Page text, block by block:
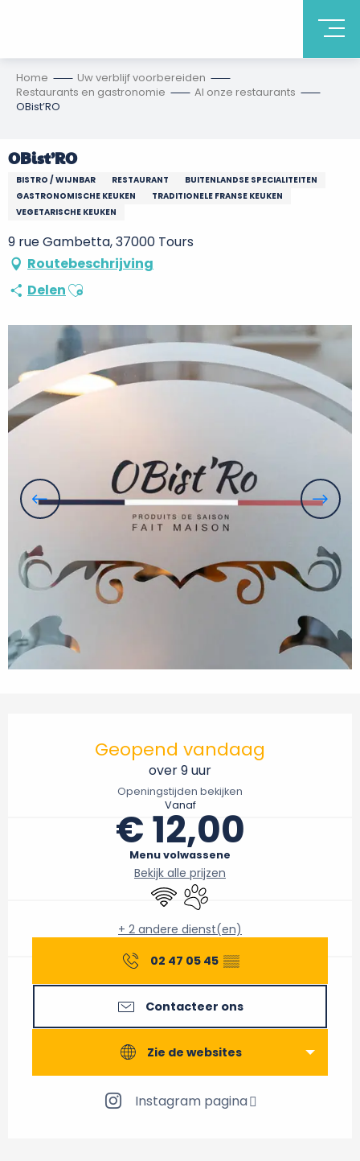
Home
Uw verblijf voorbereiden
Restaurants en gastronomie
Al onze restaurants
OBist’RO
OBist’RO
BISTRO / WIJNBAR RESTAURANT
BUITENLANDSE SPECIALITEITEN
GASTRONOMISCHE KEUKEN
TRADITIONELE FRANSE KEUKEN
VEGETARISCHE KEUKEN
9 rue Gambetta, 37000 Tours
Routebeschrijving
DelenAjouter aux favoris
Geopend vandaag
over 9 uur
Openingstijden bekijken
Vanaf
€ 12,00
Menu volwassene
Bekijk alle prijzen
Wifi Dieren toegelaten
+ 2 andere dienst(en)
02 47 05 45 ▒▒
Contacteer ons
Zie de websites
Instagram pagina